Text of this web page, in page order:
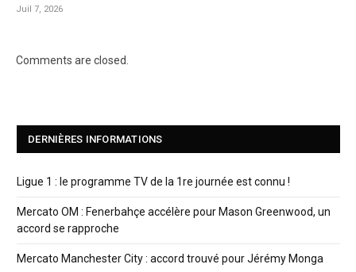
Juil 7, 2026
Comments are closed.
DERNIÈRES INFORMATIONS
Ligue 1 : le programme TV de la 1re journée est connu !
Mercato OM : Fenerbahçe accélère pour Mason Greenwood, un
accord se rapproche
Mercato Manchester City : accord trouvé pour Jérémy Monga